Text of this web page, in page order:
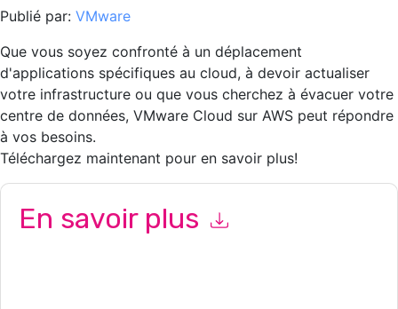
Publié par: VMware
Que vous soyez confronté à un déplacement
d'applications spécifiques au cloud, à devoir actualiser
votre infrastructure ou que vous cherchez à évacuer votre
centre de données, VMware Cloud sur AWS peut répondre
à vos besoins.
Téléchargez maintenant pour en savoir plus!
En savoir plus